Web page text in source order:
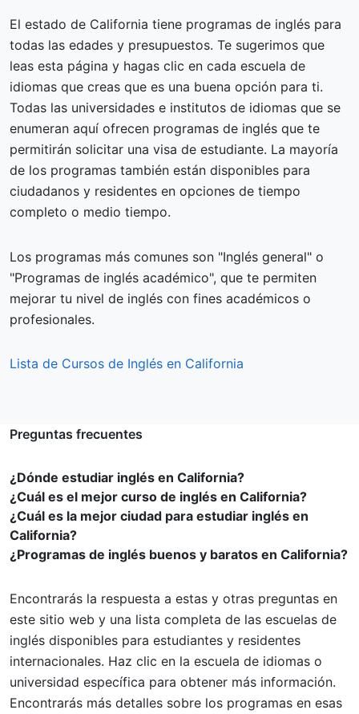
El estado de California tiene programas de inglés para
todas las edades y presupuestos. Te sugerimos que
leas esta página y hagas clic en cada escuela de
idiomas que creas que es una buena opción para ti.
Todas las universidades e institutos de idiomas que se
enumeran aquí ofrecen programas de inglés que te
permitirán solicitar una visa de estudiante. La mayoría
de los programas también están disponibles para
ciudadanos y residentes en opciones de tiempo
completo o medio tiempo.
Los programas más comunes son "Inglés general" o
"Programas de inglés académico", que te permiten
mejorar tu nivel de inglés con fines académicos o
profesionales.
Lista de Cursos de Inglés en California
Preguntas frecuentes
¿Dónde estudiar inglés en California?
¿Cuál es el mejor curso de inglés en California?
¿Cuál es la mejor ciudad para estudiar inglés en
California?
¿Programas de inglés buenos y baratos en California?
Encontrarás la respuesta a estas y otras preguntas en
este sitio web y una lista completa de las escuelas de
inglés disponibles para estudiantes y residentes
internacionales. Haz clic en la escuela de idiomas o
universidad específica para obtener más información.
Encontrarás más detalles sobre los programas en esas